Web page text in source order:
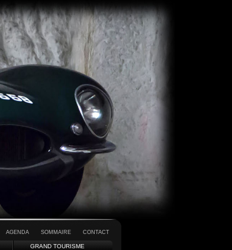
AGENDA SOMMAIRE CONTACT
GRAND TOURISME